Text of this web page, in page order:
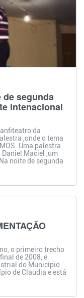
de segunda
intenacional
da
,onde o tema
Uma palestra
Maciel ,um
noite de segunda
o primeiro trecho
de 2008, e
do Município
de Claudia e está